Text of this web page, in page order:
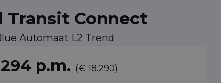
Transit Connect
Automaat L2 Trend
p.m. (€ 18.290)